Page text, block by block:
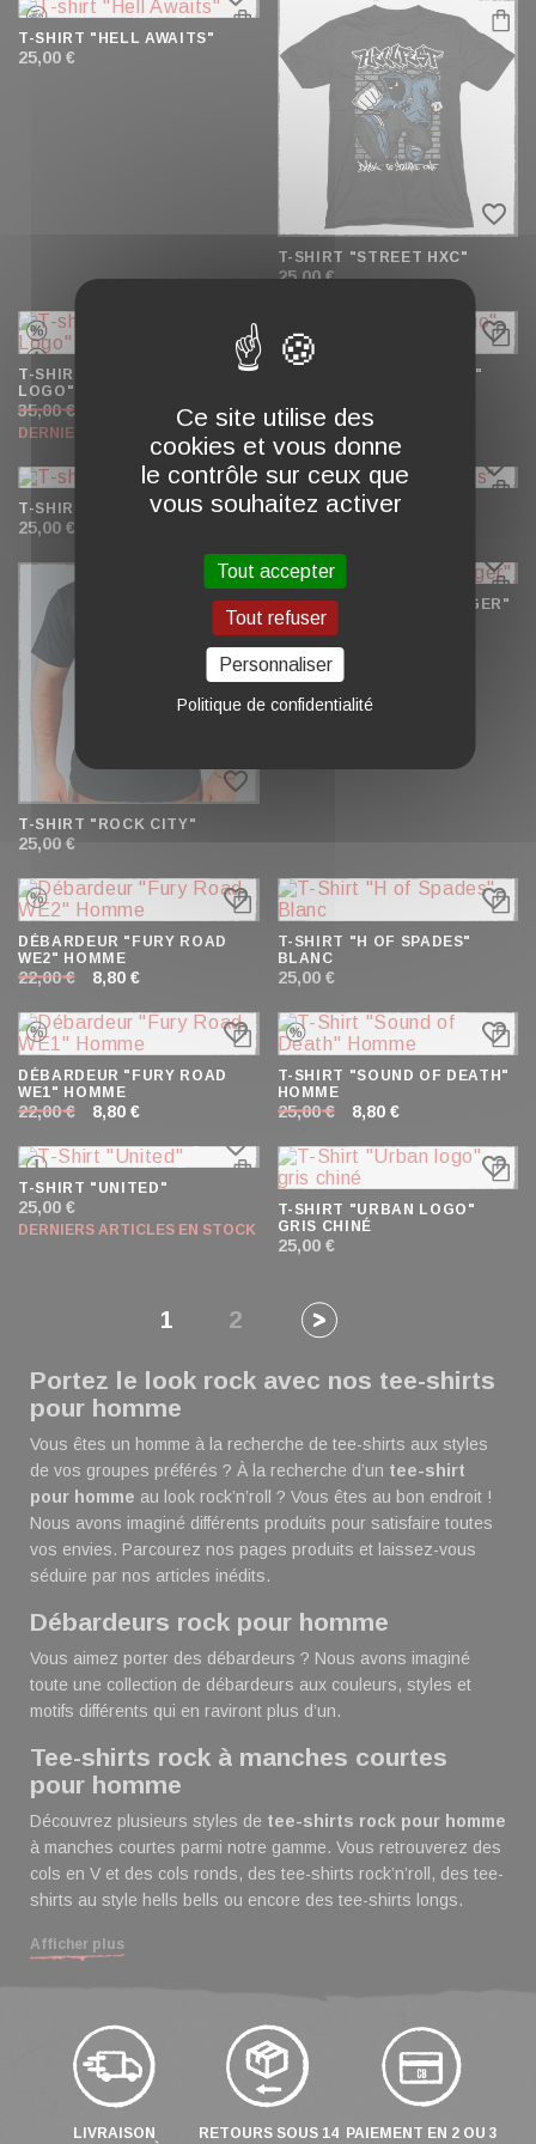
T-SHIRT "HELL AWAITS"
25,00 €
favorite_border
T-SHIRT "STREET HXC"
25,00 €
favorite_border
T-SHIRT JERSEY "BLOCK
LOGO"
35,00 €
DERNIERS ARTICLES EN STOCK
favorite_border
T-SHIRT "SCREEN LOGO"
25,00 €
favorite_border
T-SHIRT "HELLBANGER"
25,00 €
favorite_border
T-SHIRT "H OF SPADES"
favorite_border
T-SHIRT "ROCK CITY"
25,00 €
favorite_border
DÉBARDEUR "HELLBANGER"
25,00 €
favorite_border
DÉBARDEUR "FURY ROAD
WE2" HOMME
22,00 € 8,80 €
favorite_border
T-SHIRT "H OF SPADES"
BLANC
25,00 €
favorite_border
DÉBARDEUR "FURY ROAD
WE1" HOMME
22,00 € 8,80 €
favorite_border
T-SHIRT "SOUND OF DEATH"
HOMME
25,00 € 8,80 €
favorite_border
T-SHIRT "UNITED"
25,00 €
DERNIERS ARTICLES EN STOCK
favorite_border
T-SHIRT "URBAN LOGO"
GRIS CHINÉ
25,00 €
1 2
Portez le look rock avec nos tee-shirts
pour homme
Vous êtes un homme à la recherche de tee-shirts aux styles
de vos groupes préférés ? À la recherche d’un tee-shirt
pour homme au look rock’n’roll ? Vous êtes au bon endroit !
Nous avons imaginé différents produits pour satisfaire toutes
vos envies. Parcourez nos pages produits et laissez-vous
séduire par nos articles inédits.
Débardeurs rock pour homme
Vous aimez porter des débardeurs ? Nous avons imaginé
toute une collection de débardeurs aux couleurs, styles et
motifs différents qui en raviront plus d’un.
Tee-shirts rock à manches courtes
pour homme
Découvrez plusieurs styles de tee-shirts rock pour homme
à manches courtes parmi notre gamme. Vous retrouverez des
cols en V et des cols ronds, des tee-shirts rock’n’roll, des tee-
shirts au style hells bells ou encore des tee-shirts longs.
Tee-shirts rock à manches longues
nos tee-shirts à manches longues
. Que vous
recherchiez un loogsleeve noir pour homme rock
ou bien un tee-shirt collector du Hellfest, vous
trouverez votre bonheur à coup sûr !
Afficher plus
LIVRAISON
RETOURS SOUS 14 PAIEMENT EN 2 OU 3
Ce site utilise des
cookies et vous donne
le contrôle sur ceux que
vous souhaitez activer
Tout accepter
Tout refuser
Personnaliser
Politique de confidentialité